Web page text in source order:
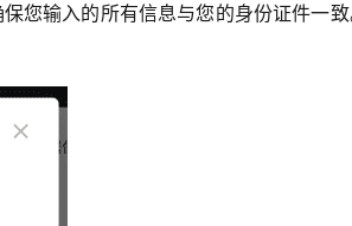
您输入的所有信息与您的身份证件一